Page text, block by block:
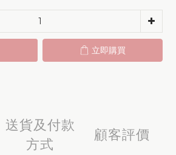
立即購買
送貨及付款
方式
顧客評價